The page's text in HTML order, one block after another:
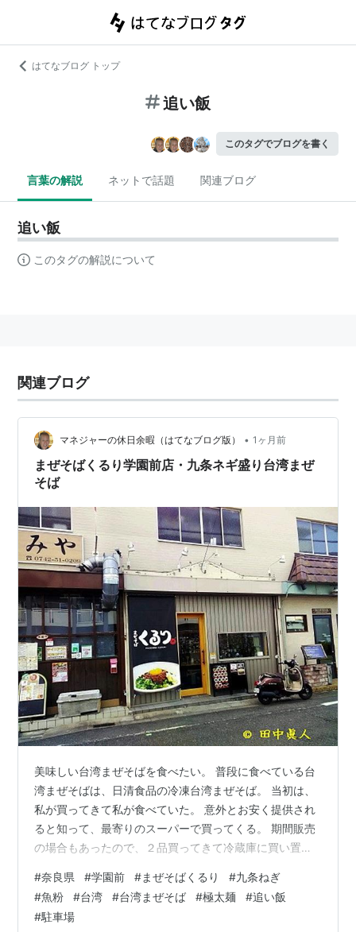
はてなブログ トップ
追い飯
このタグでブログを書く
言葉の解説 ネットで話題 関連ブログ
追い飯
このタグの解説について
関連ブログ
マネジャーの休日余暇（はてなブログ版） • 1ヶ月前
まぜそばくるり学園前店・九条ネギ盛り台湾まぜ
そば
美味しい台湾まぜそばを食べたい。 普段に食べている台
湾まぜそばは、日清食品の冷凍台湾まぜそば。 当初は、
私が買ってきて私が食べていた。 意外とお安く提供され
ると知って、最寄りのスーパーで買ってくる。 期間販売
の場合もあったので、２品買ってきて冷蔵庫に買い置
だから食べたくなったら食べる。 その１品がなくなっ
た。 なんと、食べたくなって食べた、というかーさん。
そうか、それほど美味しかったのなら、お安い価格帯で
#奈良県 #学園前 #まぜそばくるり #九条ねぎ
#魚粉 #台湾 #台湾まぜそば #極太麺 #追い飯
#駐車場